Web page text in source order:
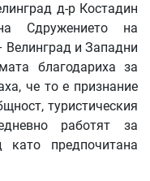
д-р Костадин
Сдружението на
Велинград и Западни
благодариха за
че то е признание
туристическия
работят за
като предпочитана